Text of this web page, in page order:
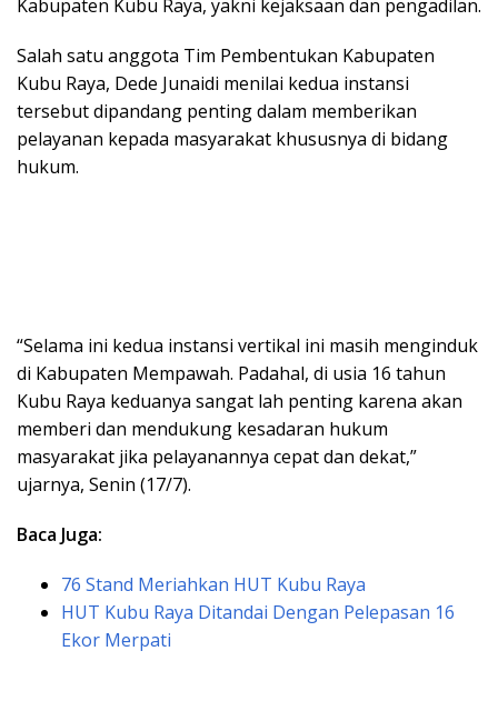
Kabupaten Kubu Raya, yakni kejaksaan dan pengadilan.
Salah satu anggota Tim Pembentukan Kabupaten
Kubu Raya, Dede Junaidi menilai kedua instansi
tersebut dipandang penting dalam memberikan
pelayanan kepada masyarakat khususnya di bidang
hukum.
“Selama ini kedua instansi vertikal ini masih menginduk
di Kabupaten Mempawah. Padahal, di usia 16 tahun
Kubu Raya keduanya sangat lah penting karena akan
memberi dan mendukung kesadaran hukum
masyarakat jika pelayanannya cepat dan dekat,”
ujarnya, Senin (17/7).
Baca Juga:
76 Stand Meriahkan HUT Kubu Raya
HUT Kubu Raya Ditandai Dengan Pelepasan 16
Ekor Merpati